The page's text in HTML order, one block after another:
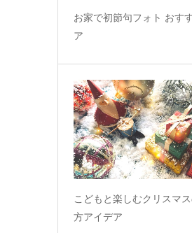
お家で初節句フォト おす
ア
こどもと楽しむクリスマ
方アイデア